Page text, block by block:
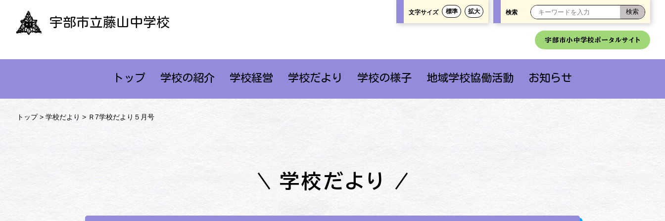
宇部市立藤山中学校
文字サイズ 標準 拡大 検索
宇部市小中学校ポータルサイト
トップ 学校の紹介 学校経営 学校だより 学校の様子 地域学校協働活動 お知らせ
トップ> 学校だより > Ｒ7学校だより５月号
学校だより